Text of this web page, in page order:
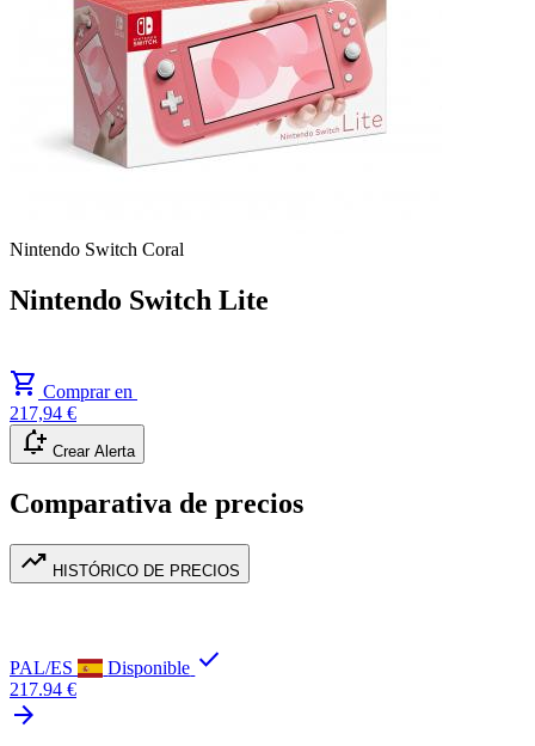
Nintendo Switch Coral
Nintendo Switch Lite
shopping_cart Comprar en
217,94 €
notification_add Crear Alerta
Comparativa de precios
trending_up HISTÓRICO DE PRECIOS
PAL/ES Disponible check
217.94 €
arrow_forward